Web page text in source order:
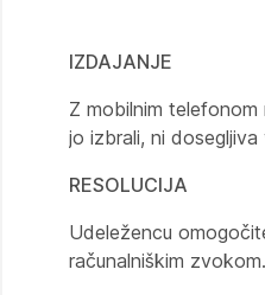
IZDAJANJE
Z mobilnim
jo izbrali, ni
RESOLUCIJA
Udeležencu
računalniškim zvokom.